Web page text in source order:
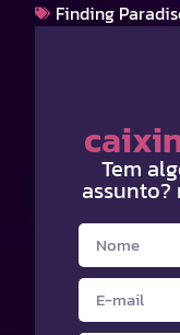
Finding
Tem
assunto?